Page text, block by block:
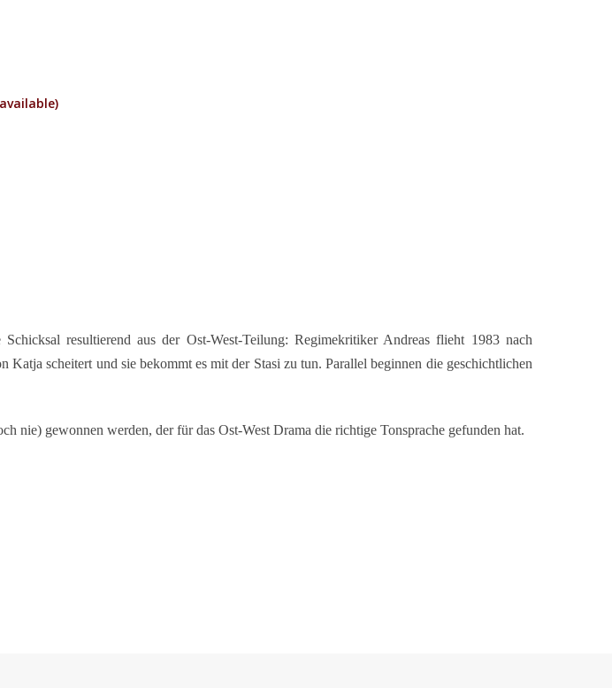
Schicksal resultierend aus der Ost-West-Teilung: Regimekritiker Andreas flieht 1983 nach
scheitert und sie bekommt es mit der Stasi zu tun. Parallel beginnen die geschichtlichen
gewonnen werden, der für das Ost-West Drama die richtige Tonsprache gefunden hat.